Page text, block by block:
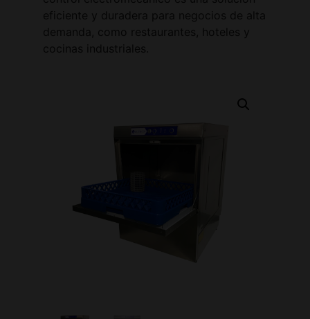
eficiente y duradera para negocios de alta
demanda, como restaurantes, hoteles y
cocinas industriales.